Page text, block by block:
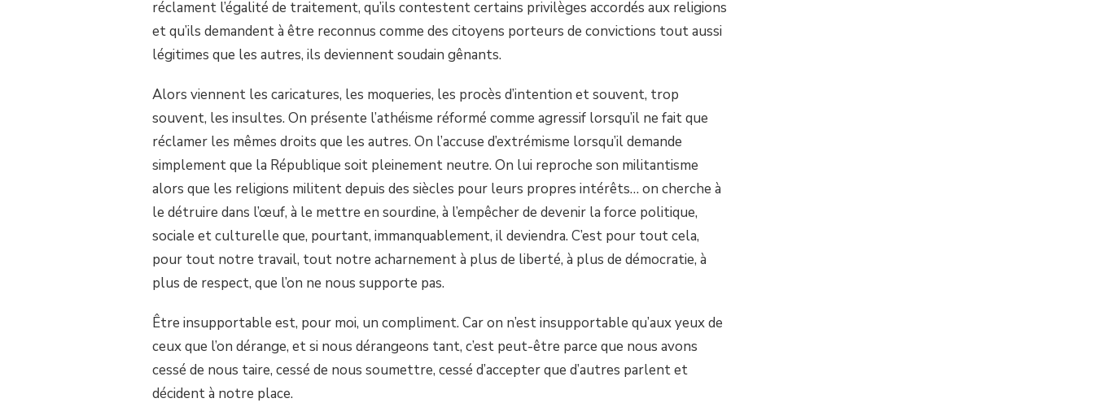
réclament l’égalité de traitement, qu’ils contestent certains privilèges accordés aux religions
et qu’ils demandent à être reconnus comme des citoyens porteurs de convictions tout aussi
légitimes que les autres, ils deviennent soudain gênants.
Alors viennent les caricatures, les moqueries, les procès d’intention et souvent, trop
souvent, les insultes. On présente l’athéisme réformé comme agressif lorsqu’il ne fait que
réclamer les mêmes droits que les autres. On l’accuse d’extrémisme lorsqu’il demande
simplement que la République soit pleinement neutre. On lui reproche son militantisme
alors que les religions militent depuis des siècles pour leurs propres intérêts… on cherche à
le détruire dans l’œuf, à le mettre en sourdine, à l’empêcher de devenir la force politique,
sociale et culturelle que, pourtant, immanquablement, il deviendra. C’est pour tout cela,
pour tout notre travail, tout notre acharnement à plus de liberté, à plus de démocratie, à
plus de respect, que l’on ne nous supporte pas.
Être insupportable est, pour moi, un compliment. Car on n’est insupportable qu’aux yeux de
ceux que l’on dérange, et si nous dérangeons tant, c’est peut-être parce que nous avons
cessé de nous taire, cessé de nous soumettre, cessé d’accepter que d’autres parlent et
décident à notre place.